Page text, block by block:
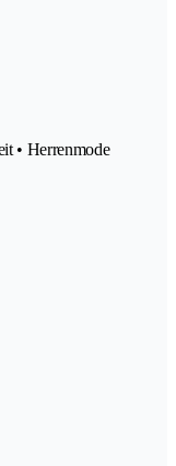
• Herrenmode